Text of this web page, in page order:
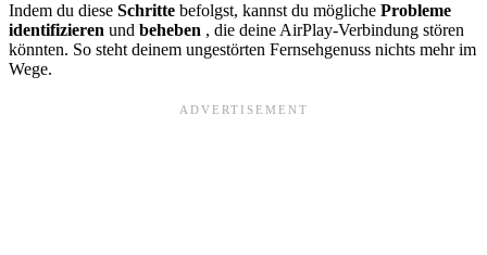
Indem du diese Schritte befolgst, kannst du mögliche Probleme
identifizieren und beheben , die deine AirPlay-Verbindung stören
könnten. So steht deinem ungestörten Fernsehgenuss nichts mehr im
Wege.